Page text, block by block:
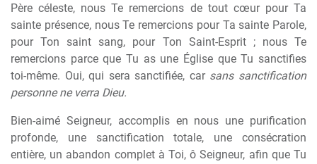
Père céleste, nous Te remercions de tout cœur pour Ta
sainte présence, nous Te remercions pour Ta sainte Parole,
pour Ton saint sang, pour Ton Saint-Esprit ; nous Te
remercions parce que Tu as une Église que Tu sanctifies
toi-même. Oui, qui sera sanctifiée, car sans sanctification
personne ne verra Dieu.
Bien-aimé Seigneur, accomplis en nous une purification
profonde, une sanctification totale, une consécration
entière, un abandon complet à Toi, ô Seigneur, afin que Tu